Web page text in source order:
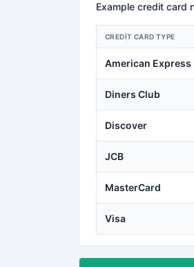
Example credit card
CREDIT CARD TYPE
American Express
Diners Club
Discover
JCB
MasterCard
Visa